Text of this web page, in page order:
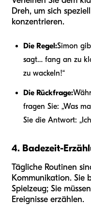
Dreh, um sich
konzentrieren.
Die Regel:Simon
sagt… fang an zu
zu wackeln!“
Die Rückfrage:
fragen Sie: „Was
Sie die Antwort:
4. Badezeit-
Tägliche Routinen
Kommunikation. Sie
Spielzeug; Sie
Ereignisse erzählen.